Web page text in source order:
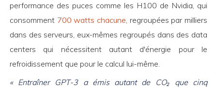
performance des puces comme les H100 de Nvidia, qui
consomment 700 watts chacune, regroupées par milliers
dans des serveurs, eux-mêmes regroupés dans des data
centers qui nécessitent autant d'énergie pour le
refroidissement que pour le calcul lui-même.
« Entraîner GPT-3 a émis autant de CO₂ que cinq